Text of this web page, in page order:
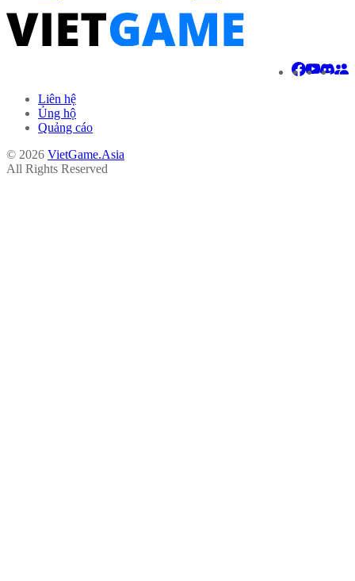
Liên hệ
Ủng hộ
Quảng cáo
© 2026 VietGame.Asia
All Rights Reserved